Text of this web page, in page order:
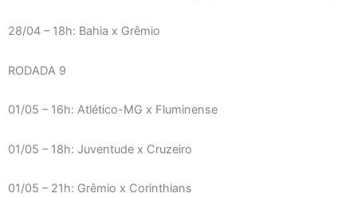
28/04 – 18h: Bahia x Grêmio
RODADA 9
01/05 – 16h: Atlético-MG x Fluminense
01/05 – 18h: Juventude x Cruzeiro
01/05 – 21h: Grêmio x Corinthians